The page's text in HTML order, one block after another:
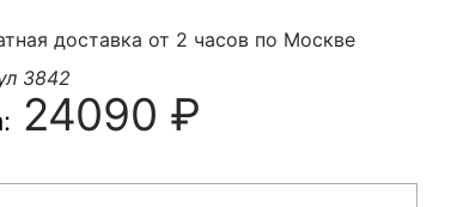
доставка от 2 часов по Москве
3842
24090 ₽